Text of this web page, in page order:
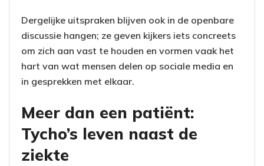
Dergelijke uitspraken blijven ook in de openbare
discussie hangen; ze geven kijkers iets concreets
om zich aan vast te houden en vormen vaak het
hart van wat mensen delen op sociale media en
in gesprekken met elkaar.
Meer dan een patiënt:
Tycho’s leven naast de
ziekte